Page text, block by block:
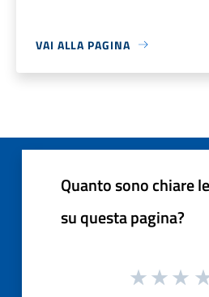
VAI ALLA PAGINA
Quanto sono chiare
su questa pagina?